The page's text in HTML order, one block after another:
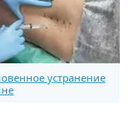
устранение